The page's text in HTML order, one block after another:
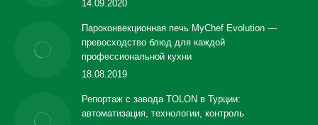
14.09.2020
Пароконвекционная печь MyChef Evolution —
превосходство блюд для каждой
профессиональной кухни
18.08.2019
Репортаж с завода TOLON в Турции:
автоматизация, технологии, контроль